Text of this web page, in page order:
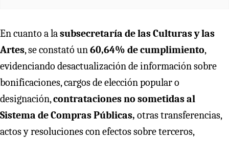
En cuanto a lasubsecretaría de las Culturas y las
Artes, se constató un60,64% de cumplimiento,
evidenciando desactualización de información sobre
bonificaciones, cargos de elección popular o
designación,contrataciones no sometidas al
Sistema de Compras Públicas, otras transferencias,
actos y resoluciones con efectos sobre terceros,